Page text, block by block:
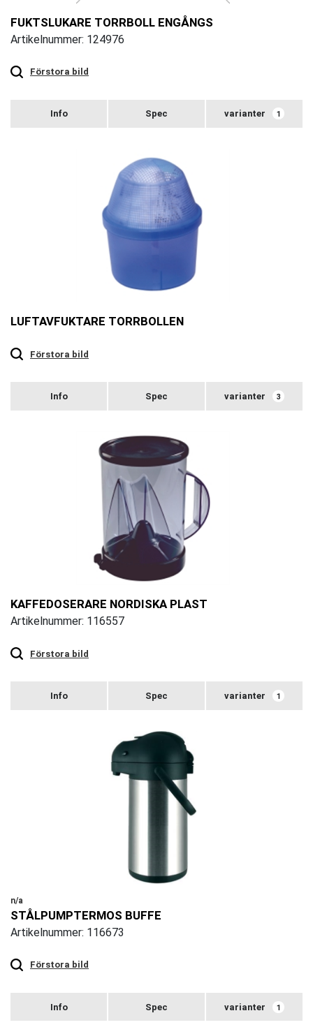
FUKTSLUKARE TORRBOLL ENGÅNGS
Artikelnummer: 124976
Förstora bild
zoom
varianter 1
LUFTAVFUKTARE TORRBOLLEN
Förstora bild
zoom
varianter 3
KAFFEDOSERARE NORDISKA PLAST
Artikelnummer: 116557
Förstora bild
zoom
varianter 1
n/a
STÅLPUMPTERMOS BUFFE
Artikelnummer: 116673
Förstora bild
zoom
varianter 1